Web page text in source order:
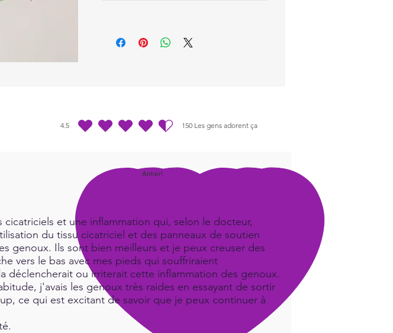
4.5 150 Les gens adorent ça
la note moyenne est 4.5 sur 5, d'après 150 votes, Les gens adorent ça
Aimer!
et une inflammation qui, selon le docteur,
du tissu cicatriciel et des panneaux de soutien
genoux. Ils sont bien meilleurs et je peux creuser des
vers le bas avec mes pieds qui souffriraient
déclencherait ou irriterait cette inflammation des genoux.
j'avais les genoux très raides en essayant de sortir
ce qui est excitant de savoir que je peux continuer à